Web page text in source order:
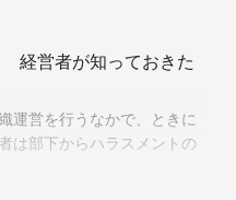
経営者が知っておきた
運営を行うなかで、ときに
は部下からハラスメントの